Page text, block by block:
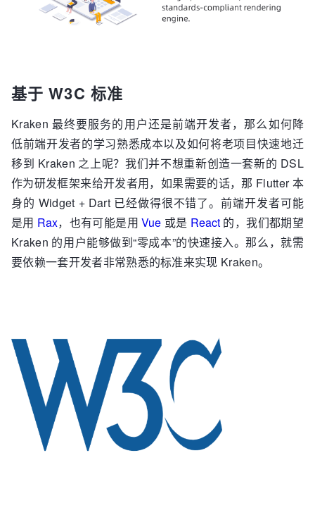
基于 W3C 标准
Kraken 最终要服务的用户还是前端开发者，那么如何降
低前端开发者的学习熟悉成本以及如何将老项目快速地迁
移到 Kraken 之上呢？我们并不想重新创造一套新的 DSL
作为研发框架来给开发者用，如果需要的话，那 Flutter 本
身的 Widget + Dart 已经做得很不错了。前端开发者可能
是用 Rax，也有可能是用Vue 或是 React的，我们都期望
Kraken 的用户能够做到“零成本”的快速接入。那么，就需
要依赖一套开发者非常熟悉的标准来实现 Kraken。